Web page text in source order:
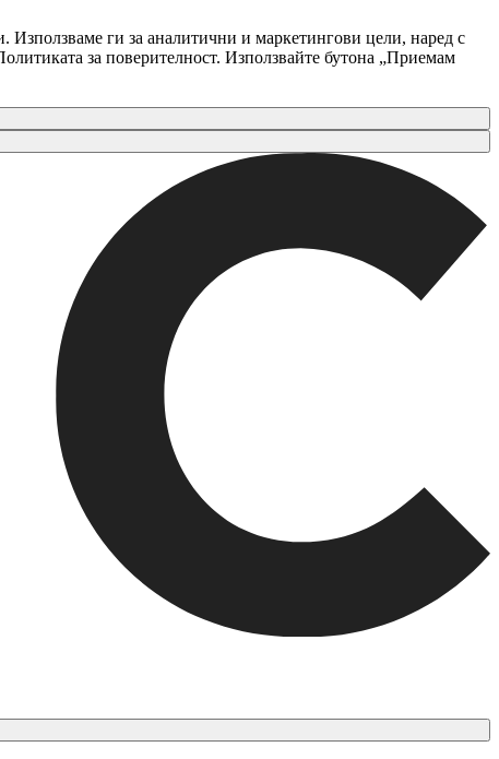
ги за аналитични и маркетингови цели, наред с
за поверителност. Използвайте бутона „Приемам